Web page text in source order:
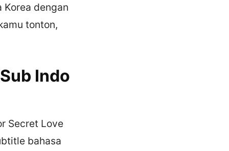
dengan
tonton,
Indo
Secret Love
bahasa